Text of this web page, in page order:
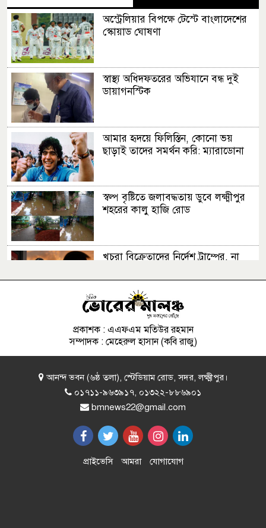
অস্ট্রেলিয়ার বিপক্ষে টেস্টে বাংলাদেশের
স্কোয়াড ঘোষণা
স্বাস্থ্য অধিদফতরের অভিযানে বন্ধ দুই
ডায়াগনস্টিক
আমার হৃদয়ে ফিলিস্তিন, কোনো ভয়
ছাড়াই তাদের সমর্থন করি: ম্যারাডোনা
স্বল্প বৃষ্টিতে জলাবদ্ধতায় ডুবে লক্ষ্মীপুর
শহরের কালু হাজি রোড
খুচরা বিক্রেতাদের নির্দেশ ট্রাম্পের, না
হাসান মাহমুদ-নওফেলসহ ২২ জনের
বিচার শুরুর আদেশ
বাংলাদেশে ফুটবল নিয়ে আবেগ দেখে
বিস্মিত মার্কিন কূটনৈতিক
নবম ব্যালন ডি’অরের দৌড়ে মেসি,
রোনালদোসহ তালিকায় আছেন যারা
প্রকাশক : এএফএম মতিউর রহমান
সম্পাদক : মেহেরুল হাসান (কবি রাজু)
আনন্দ ভবন (৬ষ্ঠ তলা), স্টেডিয়াম রোড, সদর, লক্ষ্মীপুর।
০১৭১১-৯৬৩৯১৭, ০১৩২২-৮৮৬৯০১
bmnews22@gmail.com
প্রাইভেসি আমরা যোগাযোগ